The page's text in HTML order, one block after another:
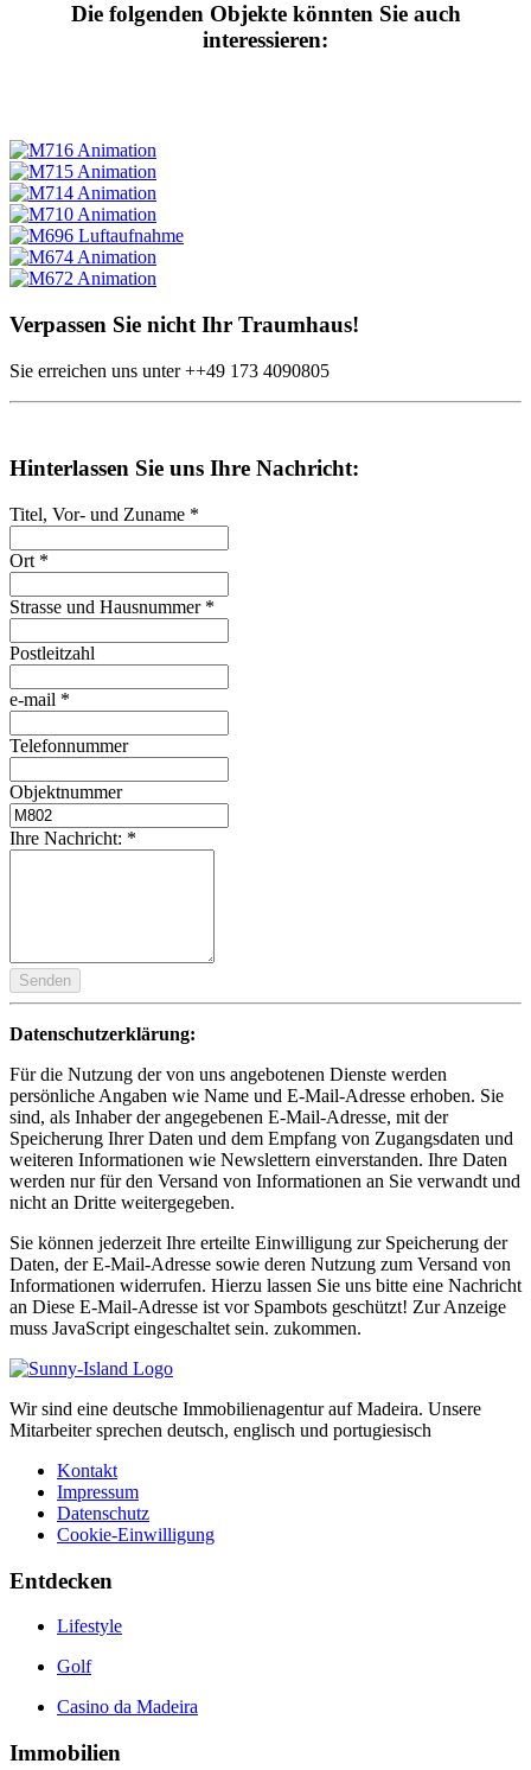
Die folgenden Objekte könnten Sie auch
interessieren:
Verpassen Sie nicht Ihr Traumhaus!
Sie erreichen uns unter++49 173 4090805
Hinterlassen Sie uns Ihre Nachricht:
Titel, Vor- und Zuname *
Ort *
Strasse und Hausnummer *
Postleitzahl
e-mail *
Telefonnummer
Objektnummer
Ihre Nachricht: *
Senden
Datenschutzerklärung:
Für die Nutzung der von uns angebotenen Dienste werden
persönliche Angaben wie Name und E-Mail-Adresse erhoben. Sie
sind, als Inhaber der angegebenen E-Mail-Adresse, mit der
Speicherung Ihrer Daten und dem Empfang von Zugangsdaten und
weiteren Informationen wie Newslettern einverstanden. Ihre Daten
werden nur für den Versand von Informationen an Sie verwandt und
nicht an Dritte weitergegeben.
Sie können jederzeit Ihre erteilte Einwilligung zur Speicherung der
Daten, der E-Mail-Adresse sowie deren Nutzung zum Versand von
Informationen widerrufen. Hierzu lassen Sie uns bitte eine Nachricht
an Diese E-Mail-Adresse ist vor Spambots geschützt! Zur Anzeige
muss JavaScript eingeschaltet sein. zukommen.
Wir sind eine deutsche Immobilienagentur auf Madeira. Unsere
Mitarbeiter sprechen deutsch, englisch und portugiesisch
Kontakt
Impressum
Datenschutz
Cookie-Einwilligung
Entdecken
Lifestyle
Golf
Casino da Madeira
Immobilien